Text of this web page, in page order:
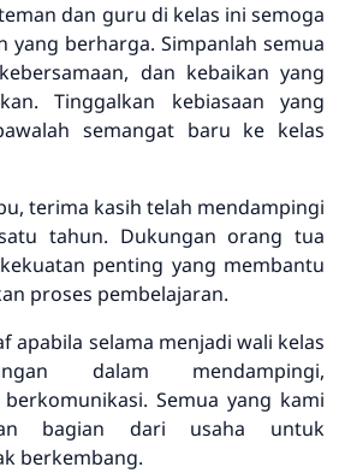
dan guru di kelas ini semoga
yang berharga. Simpanlah semua
dan kebaikan yang
Tinggalkan kebiasaan yang
semangat baru ke kelas
terima kasih telah mendampingi
tahun. Dukungan orang tua
penting yang membantu
proses pembelajaran.
apabila selama menjadi wali kelas
dalam mendampingi,
Semua yang kami
bagian dari usaha untuk
berkembang.